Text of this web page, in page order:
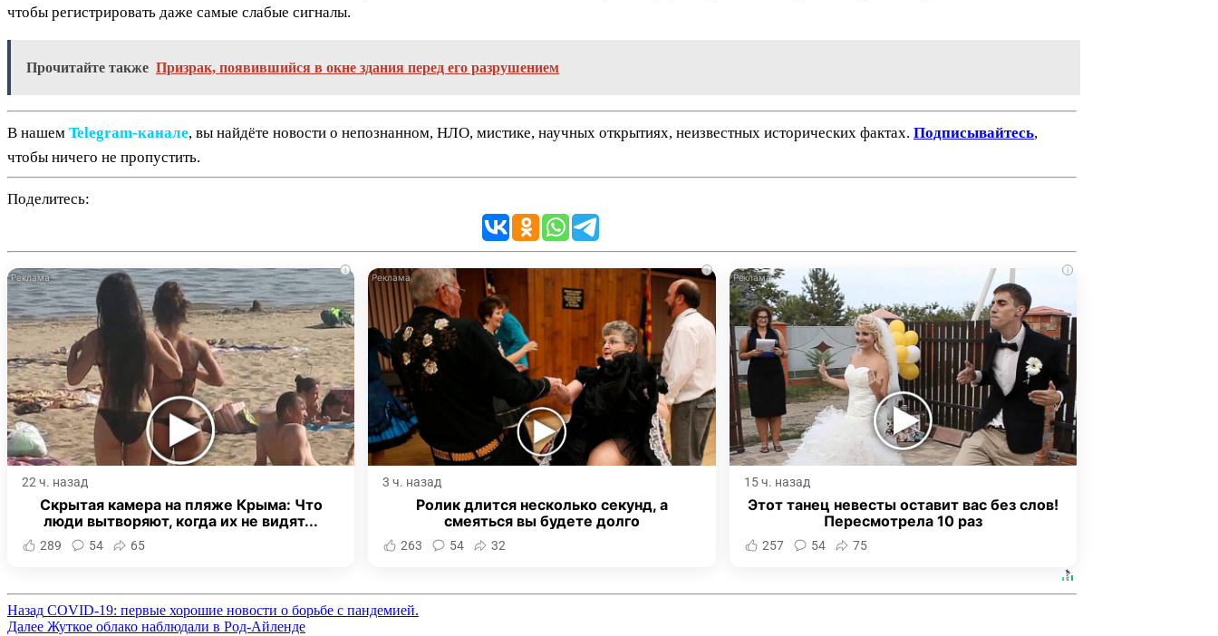
чтобы регистрировать даже самые слабые сигналы.
Прочитайте также Призрак, появившийся в окне здания перед его разрушением
В нашем Telegram‑канале, вы найдёте новости о непознанном, НЛО, мистике, научных открытиях, неизвестных исторических фактах. Подписывайтесь,
чтобы ничего не пропустить.
Поделитесь:
i
22 ч. назад
Скрытая камера на пляже Крыма: Что
люди вытворяют, когда их не видят...
289 54 65
i
3 ч. назад
Ролик длится несколько секунд, а
смеяться вы будете долго
263 54 32
i
15 ч. назад
Этот танец невесты оставит вас без слов!
Пересмотрела 10 раз
257 54 75
Назад COVID-19: первые хорошие новости о борьбе с пандемией.
Далее Жуткое облако наблюдали в Род-Айленде